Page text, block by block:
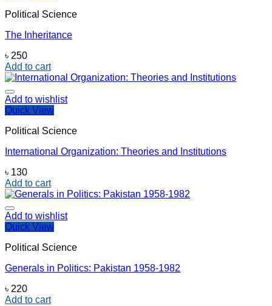
Political Science
The Inheritance
৳ 250
Add to cart
Add to wishlist
Quick View
Political Science
International Organization: Theories and Institutions
৳ 130
Add to cart
Add to wishlist
Quick View
Political Science
Generals in Politics: Pakistan 1958-1982
৳ 220
Add to cart